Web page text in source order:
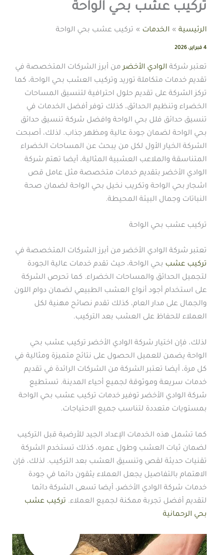
تركيب عشب بحي الواحة
الرئيسية الخدمات تركيب عشب بحي الواحة
4 فبراير، 2026
تعتبر شركة الوادي الأخضر من أبرز الشركات المتخصصة في
تقديم خدمات متكاملة توريد وتركيب العشب بحي الواحة، كما
تركز الشركة على تقديم حلول احترافية لتنسيق المساحات
الخضراء وتنظيم الحدائق، كذلك توفر أفضل الخدمات في
تنسيق حدائق فلل بحي الواحة وافضل شركة تنسيق حدائق
بحي الواحة لضمان جودة عالية ومظهر جذاب. لذلك، أصبحت
الشركة الخيار الأول لكل من يبحث عن المساحات الخضراء
المتناسقة والملاعب العشبية المثالية، أيضا تهتم شركة
الوادي الأخضر بتقديم خدمات متخصصة مثل عامل قص
اشجار بحي الواحة وتكريب نخيل بحي الواحة لضمان صحة
النباتات وجمال البيئة المحيطة.
تركيب عشب بحي الواحة
تعتبر شركة الوادي الأخضر من أبرز الشركات المتخصصة في
تركيب عشب بحي الواحة، حيث تقدم خدمات عالية الجودة
لتجميل الحدائق والمساحات الخضراء. كما تحرص الشركة
على استخدام أجود أنواع العشب الطبيعي لضمان دوام اللون
والجمال على مدار العام، كذلك تقدم نصائح مهنية لكل
العملاء للحفاظ على العشب بعد التركيب.
لذلك، فإن اختيار شركة الوادي الأخضر تركيب عشب بحي
الواحة يضمن للعميل الحصول على نتائج متميزة ومثالية في
كل مرة، أيضا تعتبر الشركة من الشركات الرائدة في تقديم
خدمات سريعة وموثوقة لجميع أحياء المدينة. تستطيع
شركة الوادي الأخضر توفير خدمات تركيب عشب بحي الواحة
بمستويات متعددة لتناسب جميع الاحتياجات.
كما تشمل هذه الخدمات الإعداد الجيد للأرضية قبل التركيب
لضمان ثبات العشب وطول عمره، كذلك تستخدم الشركة
تقنيات حديثة لقص وتنسيق العشب بعد التركيب. لذلك، فإن
الاهتمام بالتفاصيل يجعل العملاء يثقون دائما في جودة
خدمات شركة الوادي الأخضر، أيضا تسعى الشركة دائما
لتقديم أفضل تجربة ممكنة لجميع العملاء. تركيب عشب
بحي الرحمانية